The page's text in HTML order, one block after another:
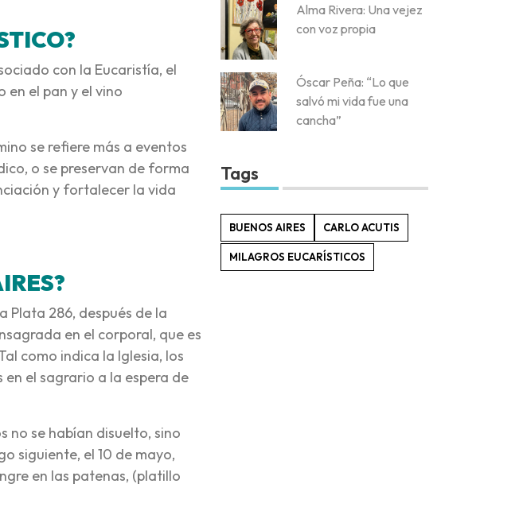
con la Eucaristía, el
en el pan y el vino
se refiere más a eventos
o se preservan de forma
y fortalecer la vida
Plata 286, después de la
en el corporal, que es
como indica la Iglesia, los
el sagrario a la espera de
no se habían disuelto, sino
siguiente, el 10 de mayo,
en las patenas, (platillo
Alma Rivera: Una vejez
con voz propia
Óscar Peña: “Lo que
salvó mi vida fue una
cancha”
Tags
BUENOS AIRES CARLO ACUTIS
MILAGROS EUCARÍSTICOS